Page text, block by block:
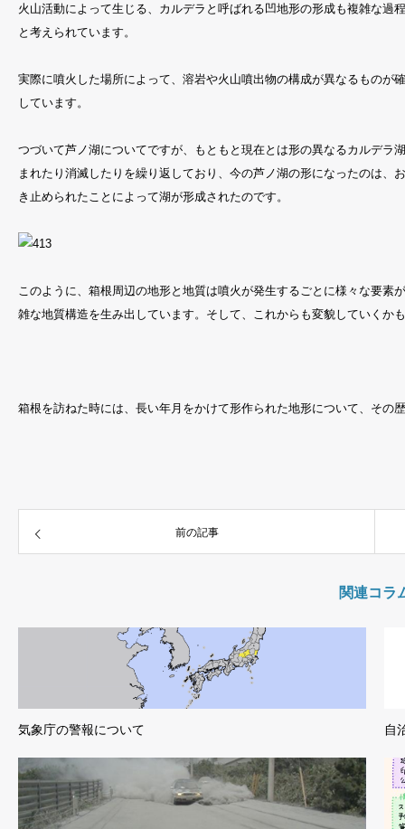
火山活動によって生じる、カルデラと呼ばれる凹地形の形成も複雑な過
と考えられています。
実際に噴火した場所によって、溶岩や火山噴出物の構成が異なるものが
しています。
つづいて芦ノ湖についてですが、もともと現在とは形の異なるカルデラ
まれたり消滅したりを繰り返しており、今の芦ノ湖の形になったのは、
き止められたことによって湖が形成されたのです。
このように、箱根周辺の地形と地質は噴火が発生するごとに様々な要
雑な地質構造を生み出しています。そして、これからも変貌していくか
箱根を訪ねた時には、長い年月をかけて形作られた地形について、その
前の記事
関連コラ
気象庁の警報について 自